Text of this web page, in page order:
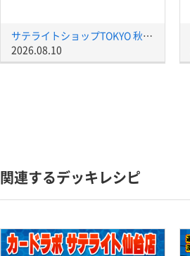
サテライトショップTOKYO 秋葉原店
2026.08.10
関連するデッキレシピ